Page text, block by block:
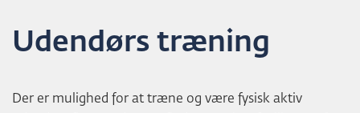
Udendørs træning
Der er mulighed for at træne og være fysisk aktiv